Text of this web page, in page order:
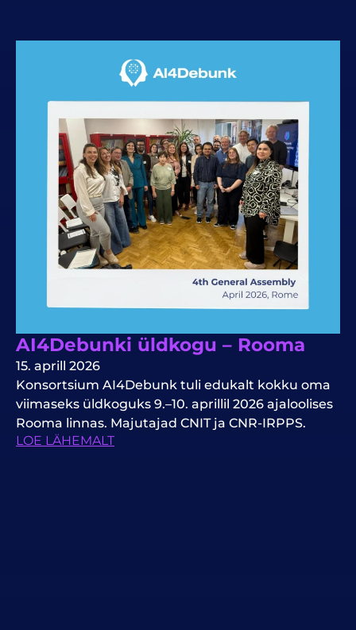
AI4Debunki üldkogu – Rooma
15. aprill 2026
Konsortsium AI4Debunk tuli edukalt kokku oma
viimaseks üldkoguks 9.–10. aprillil 2026 ajaloolises
Rooma linnas. Majutajad CNIT ja CNR-IRPPS.
LOE LÄHEMALT